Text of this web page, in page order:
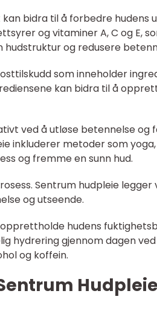
bidra til å forbedre hudens
og vitaminer A, C og E,
og redusere
som inneholder
kan bidra til å
ved å utløse betennelse og
inkluderer metoder som
og fremme en sunn hud.
Sentrum hudpleie legger
og utseende.
hudens
hydrering gjennom dagen
og koffein.
Hudpleie